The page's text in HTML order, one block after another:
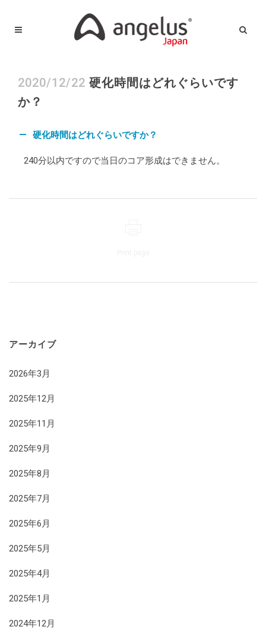
2020/12/22 硬化時間はどれぐらいです
か？
A 硬化時間はどれぐらいですか？
240分以内ですので当日のコア形成はできません。
アーカイブ
2026年3月
2025年12月
2025年11月
2025年9月
2025年8月
2025年7月
2025年6月
2025年5月
2025年4月
2025年1月
2024年12月